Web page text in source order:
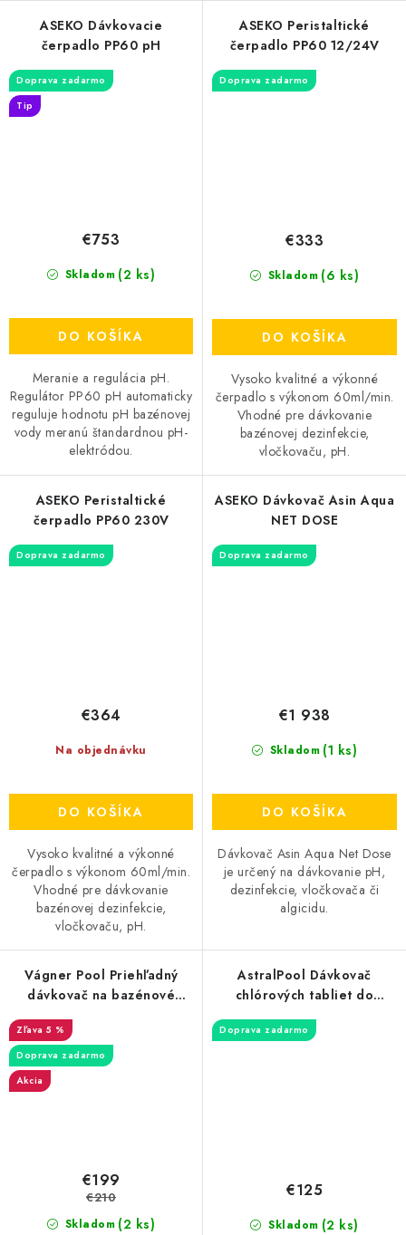
ASEKO Dávkovacie
čerpadlo PP60 pH
Doprava zadarmo
Tip
Skladom (2 ks)
€753
DO KOŠÍKA
Meranie a regulácia pH.
Regulátor PP60 pH automaticky
reguluje hodnotu pH bazénovej
vody meranú štandardnou pH-
elektródou.
ASEKO Peristaltické
čerpadlo PP60 12/24V
Doprava zadarmo
Skladom (6 ks)
€333
DO KOŠÍKA
Vysoko kvalitné a výkonné
čerpadlo s výkonom 60ml/min.
Vhodné pre dávkovanie
bazénovej dezinfekcie,
vločkovaču, pH.
ASEKO Peristaltické
čerpadlo PP60 230V
Doprava zadarmo
Na objednávku
€364
DO KOŠÍKA
Vysoko kvalitné a výkonné
čerpadlo s výkonom 60ml/min.
Vhodné pre dávkovanie
bazénovej dezinfekcie,
vločkovaču, pH.
ASEKO Dávkovač Asin Aqua
NET DOSE
Doprava zadarmo
Skladom (1 ks)
€1 938
DO KOŠÍKA
Dávkovač Asin Aqua Net Dose
je určený na dávkovanie pH,
dezinfekcie, vločkovača či
algicidu.
Vágner Pool Priehľadný
dávkovač na bazénové
5 %
Doprava zadarmo
Akcia
Skladom (2 ks)
€199
€210
AstralPool Dávkovač
chlórových tabliet do
Doprava zadarmo
Skladom (2 ks)
€125